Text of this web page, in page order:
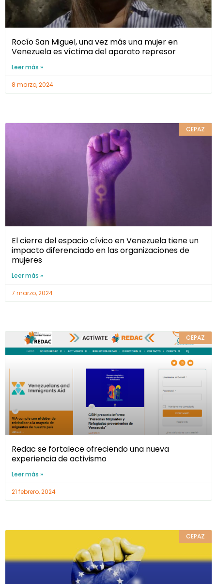
Rocío San Miguel, una vez más una mujer en
Venezuela es víctima del aparato represor
Leer más »
8 marzo, 2024
CEPAZ
El cierre del espacio cívico en Venezuela tiene un
impacto diferenciado en las organizaciones de
mujeres
Leer más »
7 marzo, 2024
CEPAZ
Redac se fortalece ofreciendo una nueva
experiencia de activismo
Leer más »
21 febrero, 2024
CEPAZ